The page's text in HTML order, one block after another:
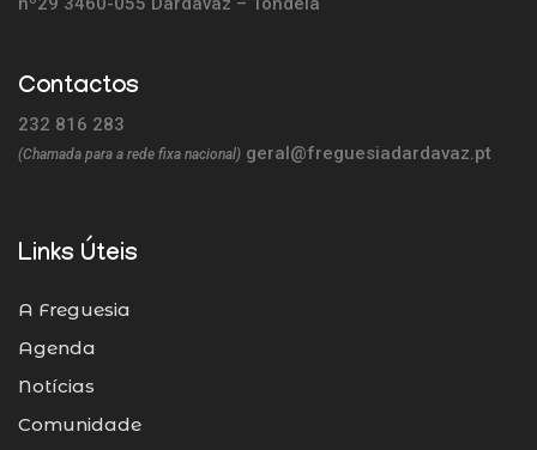
Contactos
232 816 283
(Chamada para a rede fixa nacional) geral@freguesiadardavaz.pt
Links Úteis
A Freguesia
Agenda
Notícias
Comunidade